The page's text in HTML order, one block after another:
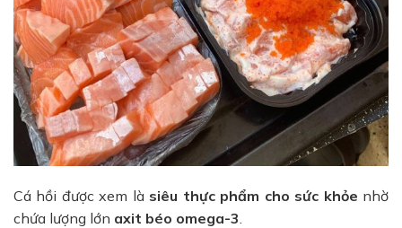
Cá hồi được xem là siêu thực phẩm cho sức khỏe nhờ
chứa lượng lớn axit béo omega-3